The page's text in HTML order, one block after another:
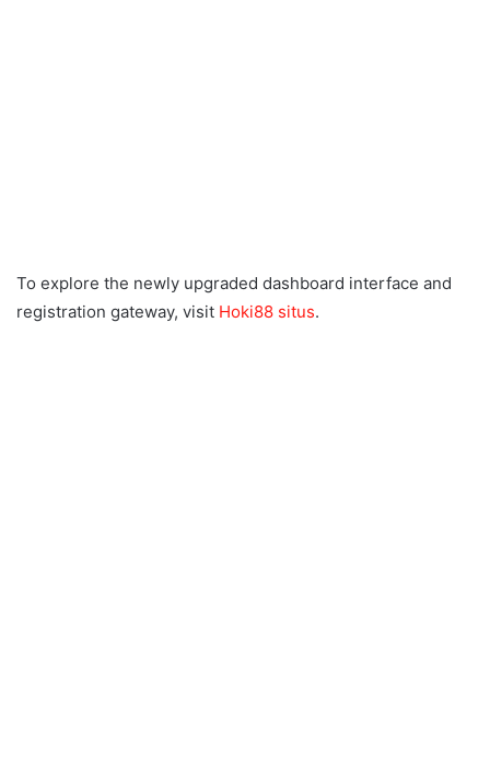
To explore the newly upgraded dashboard interface and
registration gateway, visit Hoki88 situs.